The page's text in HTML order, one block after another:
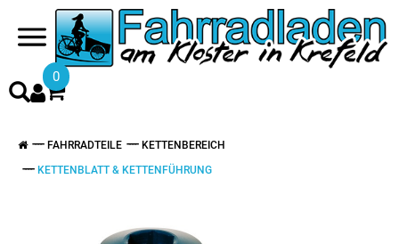
0
FAHRRADTEILE
KETTENBEREICH
KETTENBLATT & KETTENFÜHRUNG